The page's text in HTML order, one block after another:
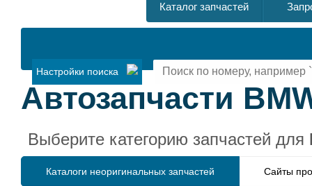
Каталог запчастей
Настройки поиска
Автозапчасти
Выберите категорию запчастей для
Каталоги неоригинальных запчастей Сайты